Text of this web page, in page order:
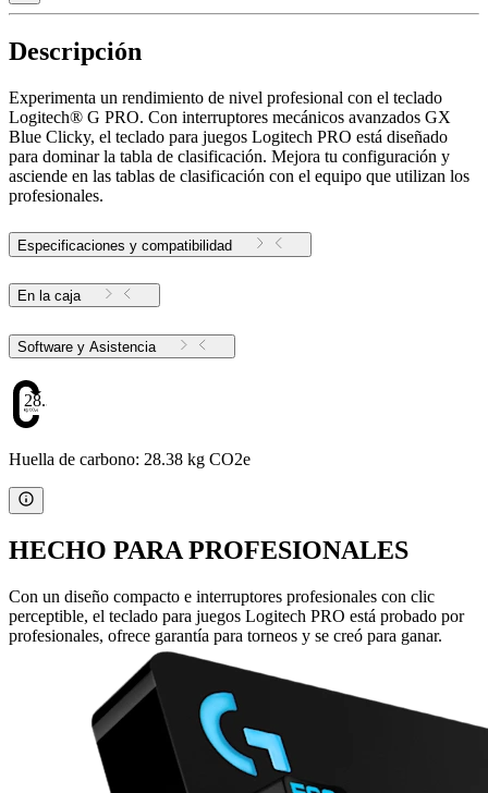
Descripción
Experimenta un rendimiento de nivel profesional con el teclado
Logitech® G PRO. Con interruptores mecánicos avanzados GX
Blue Clicky, el teclado para juegos Logitech PRO está diseñado
para dominar la tabla de clasificación. Mejora tu configuración y
asciende en las tablas de clasificación con el equipo que utilizan los
profesionales.
Especificaciones y compatibilidad
En la caja
Software y Asistencia
28.38
Huella de carbono: 28.38 kg CO2e
HECHO PARA PROFESIONALES
Con un diseño compacto e interruptores profesionales con clic
perceptible, el teclado para juegos Logitech PRO está probado por
profesionales, ofrece garantía para torneos y se creó para ganar.